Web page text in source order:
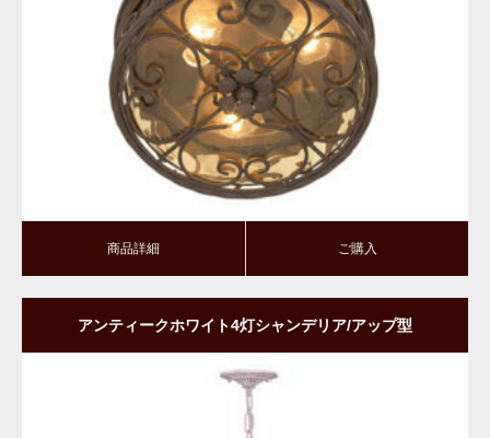
商品詳細 ご購入
商品詳細 ご購入
アンティークホワイト4灯シャンデリア/アップ型